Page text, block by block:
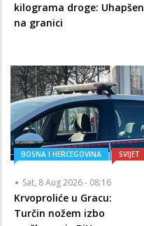
kilograma droge: Uhapšen
na granici
BOSNA I HERCEGOVINA SVIJET
Sat, 8 Aug 2026 - 08:16
Krvoproliće u Gracu:
Turčin nožem izbo